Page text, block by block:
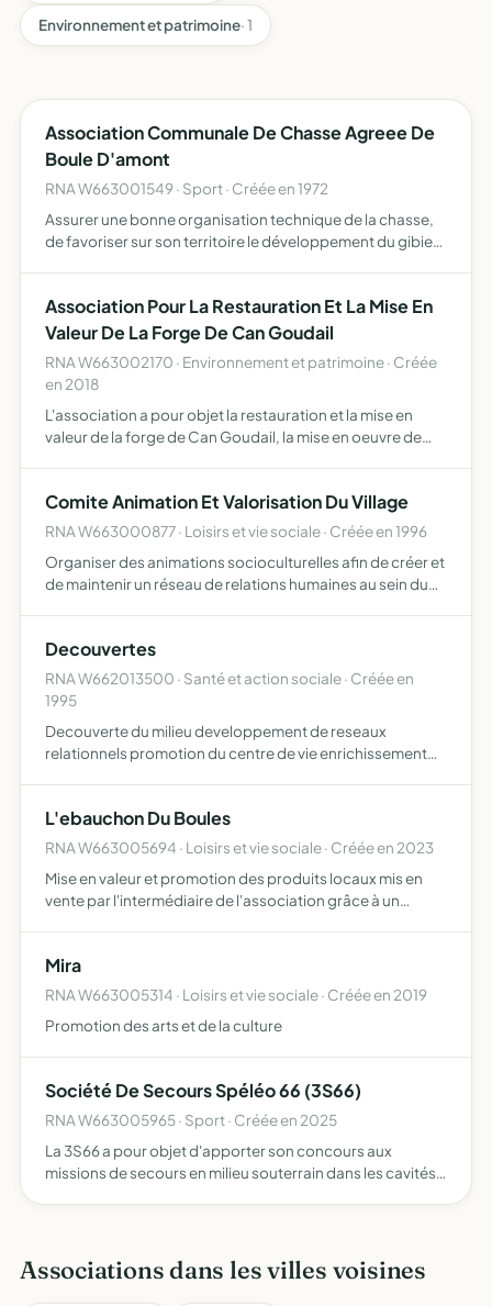
Environnement et patrimoine· 1
Association Communale De Chasse Agreee De
Boule D'amont
RNA W663001549 · Sport · Créée en 1972
Assurer une bonne organisation technique de la chasse,
de favoriser sur son territoire le développement du gibier
Association Pour La Restauration Et La Mise En
Valeur De La Forge De Can Goudail
RNA W663002170 · Environnement et patrimoine · Créée
en 2018
L'association a pour objet la restauration et la mise en
valeur de la forge de Can Goudail, la mise en oeuvre de
Comite Animation Et Valorisation Du Village
RNA W663000877 · Loisirs et vie sociale · Créée en 1996
Organiser des animations socioculturelles afin de créer et
de maintenir un réseau de relations humaines au sein du
Decouvertes
RNA W662013500 · Santé et action sociale · Créée en
1995
Decouverte du milieu developpement de reseaux
relationnels promotion du centre de vie enrichissement
L'ebauchon Du Boules
RNA W663005694 · Loisirs et vie sociale · Créée en 2023
Mise en valeur et promotion des produits locaux mis en
vente par l'intermédiaire de l'association grâce à un
Mira
RNA W663005314 · Loisirs et vie sociale · Créée en 2019
Promotion des arts et de la culture
Société De Secours Spéléo 66 (3S66)
RNA W663005965 · Sport · Créée en 2025
La 3S66 a pour objet d'apporter son concours aux
missions de secours en milieu souterrain dans les cavités
Associations dans les villes voisines